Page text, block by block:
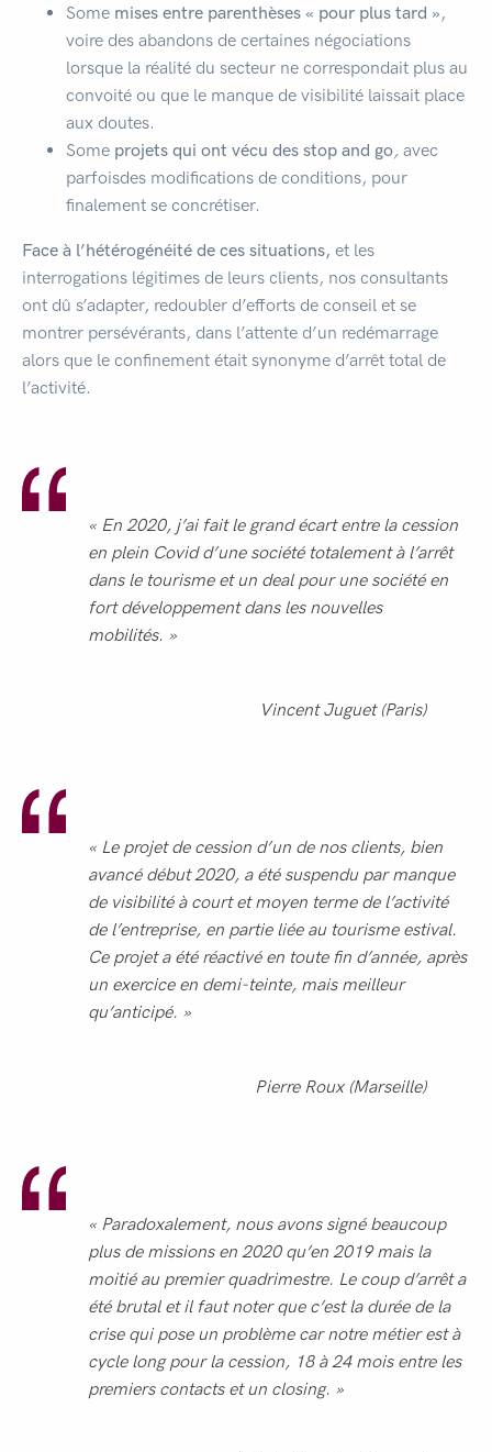
Some mises entre parenthèses « pour plus tard »,
voire des abandons de certaines négociations
lorsque la réalité du secteur ne correspondait plus au
convoité ou que le manque de visibilité laissait place
aux doutes.
Some projets qui ont vécu des stop and go, avec
parfoisdes modifications de conditions, pour
finalement se concrétiser.
Face à l’hétérogénéité de ces situations, et les
interrogations légitimes de leurs clients, nos consultants
ont dû s’adapter, redoubler d’efforts de conseil et se
montrer persévérants, dans l’attente d’un redémarrage
alors que le confinement était synonyme d’arrêt total de
l’activité.
« En 2020, j’ai fait le grand écart entre la cession
en plein Covid d’une société totalement à l’arrêt
dans le tourisme et un deal pour une société en
fort développement dans les nouvelles
mobilités. »
Vincent Juguet (Paris)
« Le projet de cession d’un de nos clients, bien
avancé début 2020, a été suspendu par manque
de visibilité à court et moyen terme de l’activité
de l’entreprise, en partie liée au tourisme estival.
Ce projet a été réactivé en toute fin d’année, après
un exercice en demi-teinte, mais meilleur
qu’anticipé. »
Pierre Roux (Marseille)
« Paradoxalement, nous avons signé beaucoup
plus de missions en 2020 qu’en 2019 mais la
moitié au premier quadrimestre. Le coup d’arrêt a
été brutal et il faut noter que c’est la durée de la
crise qui pose un problème car notre métier est à
cycle long pour la cession, 18 à 24 mois entre les
premiers contacts et un closing. »